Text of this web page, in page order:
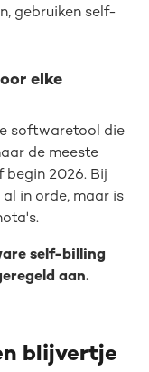
gebruiken self-
elke
softwaretool die
de meeste
begin 2026. Bij
in orde, maar is
self-billing
aan.
blijvertje